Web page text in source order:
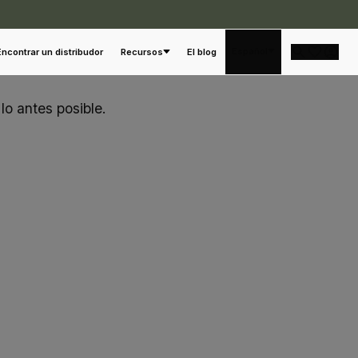
un distribudor Recursos El blog
antes posible.